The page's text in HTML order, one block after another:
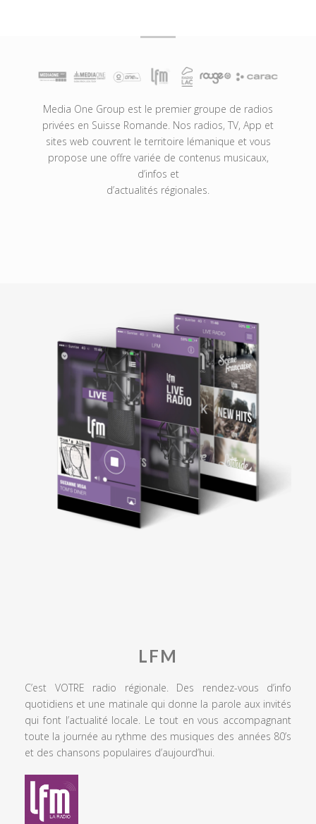
Media One Group est le premier groupe de radios
privées en Suisse Romande. Nos radios, TV, App et
sites web couvrent le territoire lémanique et vous
propose une offre variée de contenus musicaux,
d’infos et
d’actualités régionales.
LFM
C’est VOTRE radio régionale. Des rendez-vous d’info
quotidiens et une matinale qui donne la parole aux invités
qui font l’actualité locale. Le tout en vous accompagnant
toute la journée au rythme des musiques des années 80’s
et des chansons populaires d’aujourd’hui.